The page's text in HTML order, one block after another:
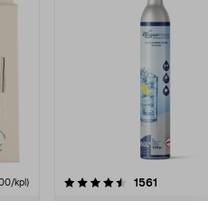
kpl) 1561
4.5viidestä